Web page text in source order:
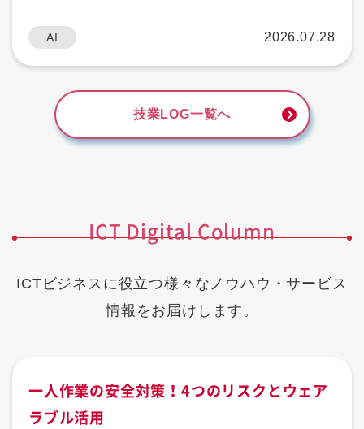
AI 2026.07.28
技業LOG一覧へ
ICT Digital Column
ICTビジネスに役立つ様々なノウハウ・サービス
情報をお届けします。
一人作業の安全対策！4つのリスクとウェア
ラブル活用